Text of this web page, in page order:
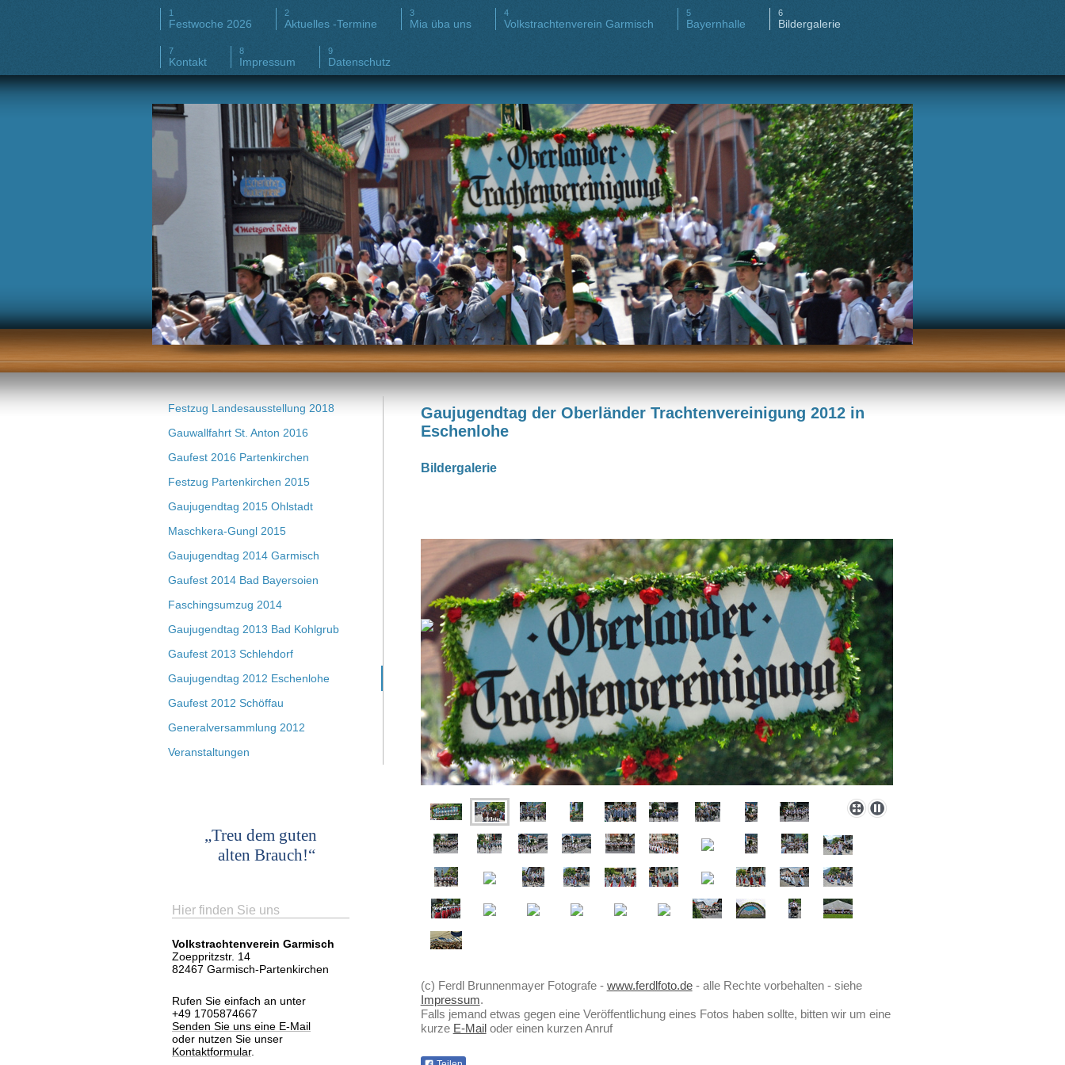
Festwoche 2026 Aktuelles -Termine Mia üba uns Volkstrachtenverein Garmisch Bayernhalle Bildergalerie
Kontakt Impressum Datenschutz
Gaujugendtag der Oberländer Trachtenvereinigung 2012 in
Eschenlohe
Bildergalerie
(c) Ferdl Brunnenmayer Fotografe - www.ferdlfoto.de- alle Rechte vorbehalten - siehe
Impressum.
Falls jemand etwas gegen eine Veröffentlichung eines Fotos haben sollte, bitten wir um eine
kurze E-Mailoder einen kurzen Anruf
Festzug Landesausstellung 2018
Gauwallfahrt St. Anton 2016
Gaufest 2016 Partenkirchen
Festzug Partenkirchen 2015
Gaujugendtag 2015 Ohlstadt
Maschkera-Gungl 2015
Gaujugendtag 2014 Garmisch
Gaufest 2014 Bad Bayersoien
Faschingsumzug 2014
Gaujugendtag 2013 Bad Kohlgrub
Gaufest 2013 Schlehdorf
Gaujugendtag 2012 Eschenlohe
Gaufest 2012 Schöffau
Generalversammlung 2012
Veranstaltungen
„Treu dem guten
alten Brauch!“
Hier finden Sie uns
Volkstrachtenverein Garmisch
Zoeppritzstr. 14
82467 Garmisch-Partenkirchen
Rufen Sie einfach an unter
+49 1705874667
Senden Sie uns eine E-Mail
oder nutzen Sie unser
Kontaktformular.